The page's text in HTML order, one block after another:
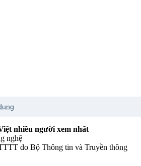
nhiều người xem nhất
nghệ
do Bộ Thông tin và Truyền thông